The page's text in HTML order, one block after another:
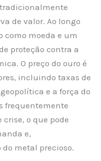
de valor. Ao longo
como moeda e um
proteção contra a
O preço do ouro é
incluindo taxas de
e a força do
frequentemente
o que pode
e,
metal precioso.